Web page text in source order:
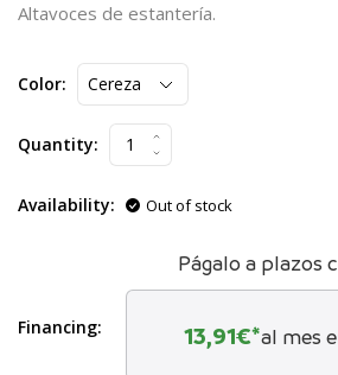
Altavoces de estantería.
Color:
Quantity:
Availability: Out of stock
Financing:
Págalo a plazos
13,91€*al mes